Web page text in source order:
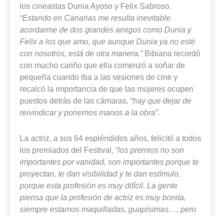
los cineastas Dunia Ayoso y Felix Sabroso.
“Estando en Canarias me resulta inevitable
acordarme de dos grandes amigos como Dunia y
Felix a los que amo, que aunque Dunia ya no esté
con nosotros, está de otra manera.”Bibiana recordó
con mucho cariño que ella comenzó a soñar de
pequeña cuando iba a las sesiones de cine y
recalcó la importancia de que las mujeres ocupen
puestos detrás de las cámaras, “hay que dejar de
reivindicar y ponernos manos a la obra”.
La actriz, a sus 64 espléndidos años, felicitó a todos
los premiados del Festival, “los premios no son
importantes por vanidad, son importantes porque te
proyectan, te dan visibilidad y te dan estímulo,
porque esta profesión es muy difícil. La gente
piensa que la profesión de actriz es muy bonita,
siempre estamos maquilladas, guapísimas…, pero